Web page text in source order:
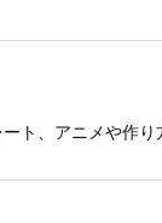
ト、アニメや作り